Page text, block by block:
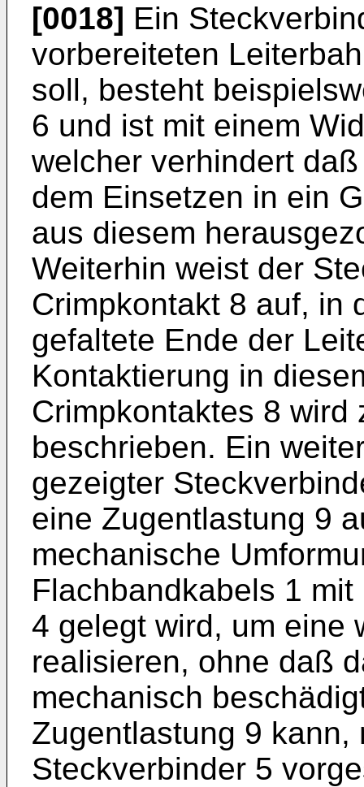
[0018] Ein
vorbereiteten
soll, besteht
6 und ist mit einem
welcher verhindert
dem Einsetzen in ein
aus diesem
Weiterhin weist der
Crimpkontakt 8 auf, in
gefaltete Ende der
Kontaktierung in
Crimpkontaktes 8
beschrieben. Ein
gezeigter
eine Zugentlastung 9
mechanische
Flachbandkabels 1
4 gelegt wird, um eine
realisieren, ohne daß
mechanisch
Zugentlastung 9
Steckverbinder 5